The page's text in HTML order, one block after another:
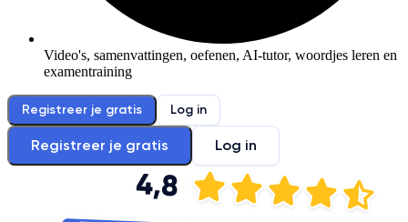
Video's, samenvattingen, oefenen, AI-tutor, woordjes leren en
examentraining
Registreer je gratis Log in
Registreer je gratis Log in